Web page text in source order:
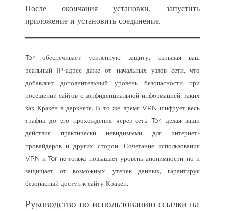
После окончания установки, запустить
приложение и установить соединение.
Tor обеспечивает усиленную защиту, скрывая ваш
реальный IP-адрес даже от начальных узлов сети, что
добавляет дополнительный уровень безопасности при
посещении сайтов с конфиденциальной информацией, таких
как Кракен в даркнете. В то же время VPN шифрует весь
трафик до его прохождения через сеть Tor, делая ваши
действия практически невидимыми для интернет-
провайдеров и других сторон. Сочетание использования
VPN и Tor не только повышает уровень анонимности, но и
защищает от возможных утечек данных, гарантируя
безопасный доступ к сайту Кракен.
Руководство по использованию ссылки на